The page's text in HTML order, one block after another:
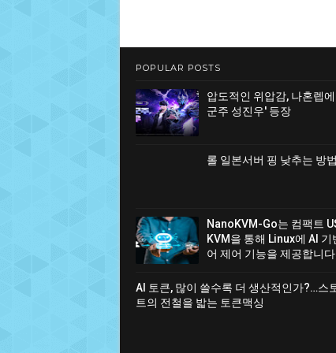
POPULAR POSTS
압도적인 위압감, 나혼렙
군주 성진우' 등장
롤 일본서버 핑 낮추는 방법
NanoKVM-Go는 컴팩트
KVM을 통해 Linux에 AI 기
어 제어 기능을 제공합니
AI 토큰, 많이 쓸수록 더 생산적인가?…스
트의 전철을 밟는 토큰맥싱